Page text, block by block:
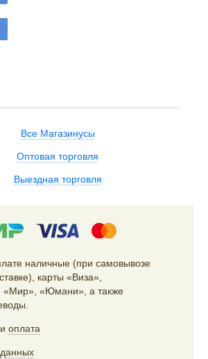
Все Магазинусы
Оптовая торговля
Выездная торговля
наличные (при самовывозе
карты «Виза»,
«Мир», «Юмани», а также
и оплата